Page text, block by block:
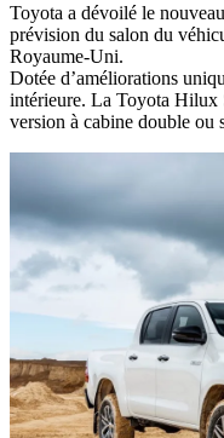
Toyota a dévoilé le
prévision du salon du
Royaume-Uni.
Dotée d’améliorations
intérieure. La Toyota Hilux
version à cabine double ou